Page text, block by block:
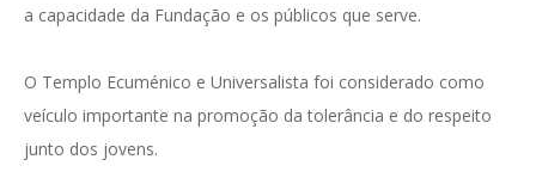
a capacidade da Fundação e os públicos que serve.
O Templo Ecuménico e Universalista foi considerado como
veículo importante na promoção da tolerância e do respeito
junto dos jovens.